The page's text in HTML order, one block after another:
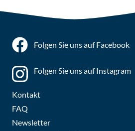
Folgen Sie uns auf Facebook
Folgen Sie uns auf Instagram
Kontakt
FAQ
Newsletter